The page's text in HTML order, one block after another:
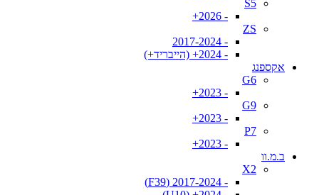
S5
- 2026+
ZS
- 2017-2024
- 2024+ (הייבריד+)
אקספנג
G6
- 2023+
G9
- 2023+
P7
- 2023+
ב.מ.וו
X2
- 2017-2024 (F39)